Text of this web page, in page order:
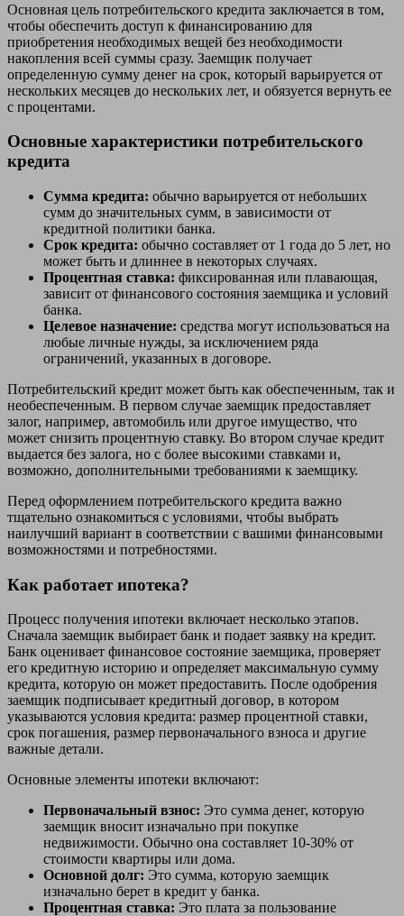
Основная цель потребительского кредита заключается в том,
чтобы обеспечить доступ к финансированию для
приобретения необходимых вещей без необходимости
накопления всей суммы сразу. Заемщик получает
определенную сумму денег на срок, который варьируется от
нескольких месяцев до нескольких лет, и обязуется вернуть ее
с процентами.
Основные характеристики потребительского
кредита
Сумма кредита: обычно варьируется от небольших
сумм до значительных сумм, в зависимости от
кредитной политики банка.
Срок кредита: обычно составляет от 1 года до 5 лет, но
может быть и длиннее в некоторых случаях.
Процентная ставка: фиксированная или плавающая,
зависит от финансового состояния заемщика и условий
банка.
Целевое назначение: средства могут использоваться на
любые личные нужды, за исключением ряда
ограничений, указанных в договоре.
Потребительский кредит может быть как обеспеченным, так и
необеспеченным. В первом случае заемщик предоставляет
залог, например, автомобиль или другое имущество, что
может снизить процентную ставку. Во втором случае кредит
выдается без залога, но с более высокими ставками и,
возможно, дополнительными требованиями к заемщику.
Перед оформлением потребительского кредита важно
тщательно ознакомиться с условиями, чтобы выбрать
наилучший вариант в соответствии с вашими финансовыми
возможностями и потребностями.
Как работает ипотека?
Процесс получения ипотеки включает несколько этапов.
Сначала заемщик выбирает банк и подает заявку на кредит.
Банк оценивает финансовое состояние заемщика, проверяет
его кредитную историю и определяет максимальную сумму
кредита, которую он может предоставить. После одобрения
заемщик подписывает кредитный договор, в котором
указываются условия кредита: размер процентной ставки,
срок погашения, размер первоначального взноса и другие
важные детали.
Основные элементы ипотеки включают:
Первоначальный взнос: Это сумма денег, которую
заемщик вносит изначально при покупке
недвижимости. Обычно она составляет 10-30% от
стоимости квартиры или дома.
Основной долг: Это сумма, которую заемщик
изначально берет в кредит у банка.
Процентная ставка: Это плата за пользование